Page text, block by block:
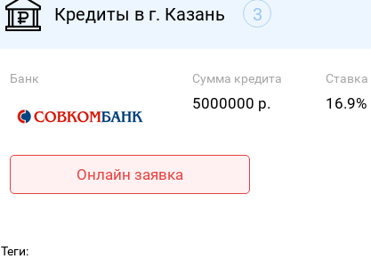
Кредиты в г. Казань 3
Банк Сумма кредита
5000000 р.
Ставка
16.9%
Онлайн заявка
Теги: